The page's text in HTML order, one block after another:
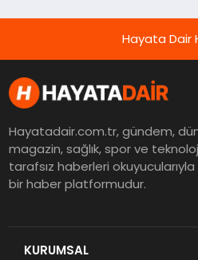
Hayata Dair
Hayatadair.com.tr, gündem,
magazin, sağlık, spor ve
tarafsız haberleri
bir haber platformudur.
KURUMSAL